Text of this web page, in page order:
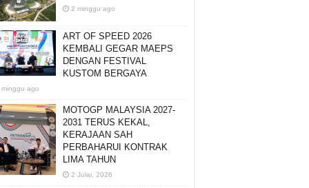
2 minggu ago
ART OF SPEED 2026
KEMBALI GEGAR MAEPS
DENGAN FESTIVAL
KUSTOM BERGAYA
minggu ago
MOTOGP MALAYSIA 2027-
2031 TERUS KEKAL,
KERAJAAN SAH
PERBAHARUI KONTRAK
LIMA TAHUN
2 Julai, 2026